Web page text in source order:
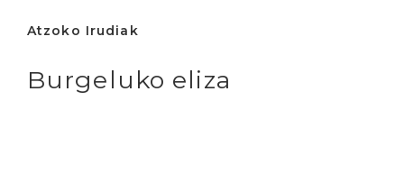
Atzoko Irudiak
Burgeluko eliza